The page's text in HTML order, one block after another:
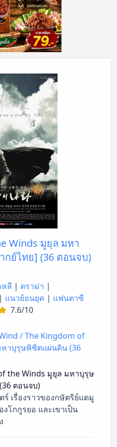
Winds มูยุล มหา
ย์ไทย] (36 ตอนจบ)
ลี | ดราม่า |
| แนวย้อนยุค | แฟนตาซี
7.6/10
/ The Kingdom of
หาบุรุษพิชิตแผ่นดิน (36
the Winds มูยุล มหาบุรุษ
ตอนจบ)
เรื่องราวของกษัตริย์แดมู
โกกูรยอ และเขาเป็น